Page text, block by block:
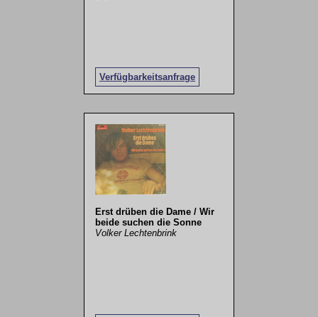
Verfügbarkeitsanfrage
Erst drüben die Dame / Wir
beide suchen die Sonne
Volker Lechtenbrink